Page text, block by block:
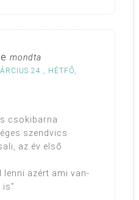
mondta
24., HÉTFŐ,
csokibarna
szendvics
az év első
lenni azért ami van-